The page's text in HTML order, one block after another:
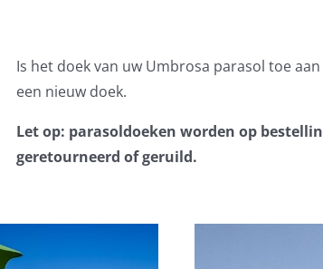
Is het doek van uw Umbrosa parasol toe
een nieuw doek.
Let op: parasoldoeken worden op
geretourneerd of geruild.